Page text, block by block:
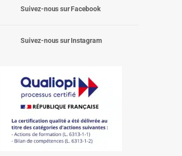
Suivez-nous sur Facebook
Suivez-nous sur Instagram